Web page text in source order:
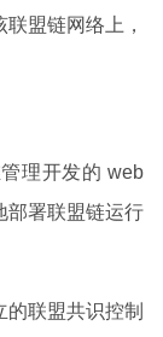
盟链网络上，
理开发的 web
部署联盟链运行
联盟共识控制